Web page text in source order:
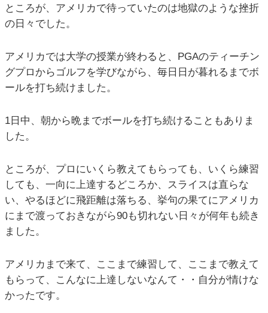
ところが、アメリカで待っていたのは地獄のような挫折
の日々でした。
アメリカでは大学の授業が終わると、PGAのティーチン
グプロからゴルフを学びながら、毎日日が暮れるまでボ
ールを打ち続けました。
1日中、朝から晩までボールを打ち続けることもありま
した。
ところが、プロにいくら教えてもらっても、いくら練習
しても、一向に上達するどころか、スライスは直らな
い、やるほどに飛距離は落ちる、挙句の果てにアメリカ
にまで渡っておきながら90も切れない日々が何年も続き
ました。
アメリカまで来て、ここまで練習して、ここまで教えて
もらって、こんなに上達しないなんて・・自分が情けな
かったです。